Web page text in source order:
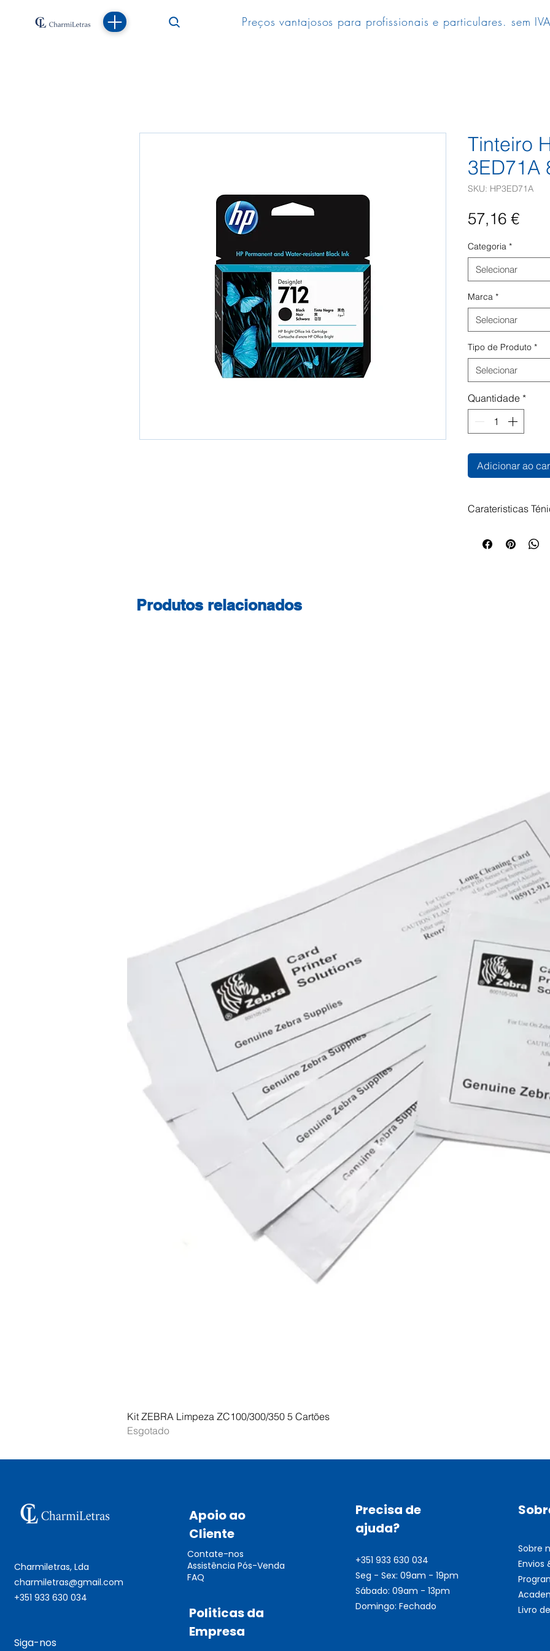
Preços vantajosos para profissionais e particulares. sem
Tinteiro
3ED71A
SKU: HP3ED71A
57,16 €Preço
Categoria *
Selecionar
Marca *
Selecionar
Tipo de Produto *
Selecionar
Quantidade *
Adicionar ao
Carateristicas
Compatíveis: HP
Produtos relacionados
Kit ZEBRA Limpeza ZC100/300/350 5 Cartões
Esgotado
Charmiletras, Lda
charmiletras@gmail.com
+351 933 630 034
Siga-nos
Apoio ao
Cliente
Contate-nos
Assistência Pós-Venda
FAQ
Politicas da
Empresa
Precisa de
ajuda?
+351 933 630 034
Seg - Sex: 09am - 19pm
Sábado: 09am - 13pm
Domingo: Fechado
Sobre
Envios
Livro